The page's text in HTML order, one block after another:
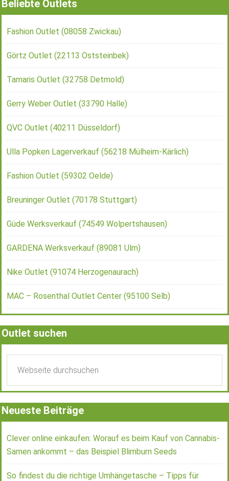
Beliebte Outlets
Fashion Outlet (08058 Zwickau)
Görtz Outlet (22113 Oststeinbek)
Tamaris Outlet (32758 Detmold)
Gerry Weber Outlet (33790 Halle)
QVC Outlet (40211 Düsseldorf)
Ulla Popken Lagerverkauf (56218 Mülheim-Kärlich)
Fashion Outlet (59302 Oelde)
Breuninger Outlet (70178 Stuttgart)
Güde Werksverkauf (74549 Wolpertshausen)
GARDENA Werksverkauf (89081 Ulm)
Nike Outlet (91074 Herzogenaurach)
MAC – Rosenthal Outlet Center (95100 Selb)
Outlet suchen
Neueste Beiträge
Clever online einkaufen: Worauf es beim Kauf von Cannabis-
Samen ankommt – das Beispiel Blimburn Seeds
So findest du die richtige Umhängetasche – Tipps für